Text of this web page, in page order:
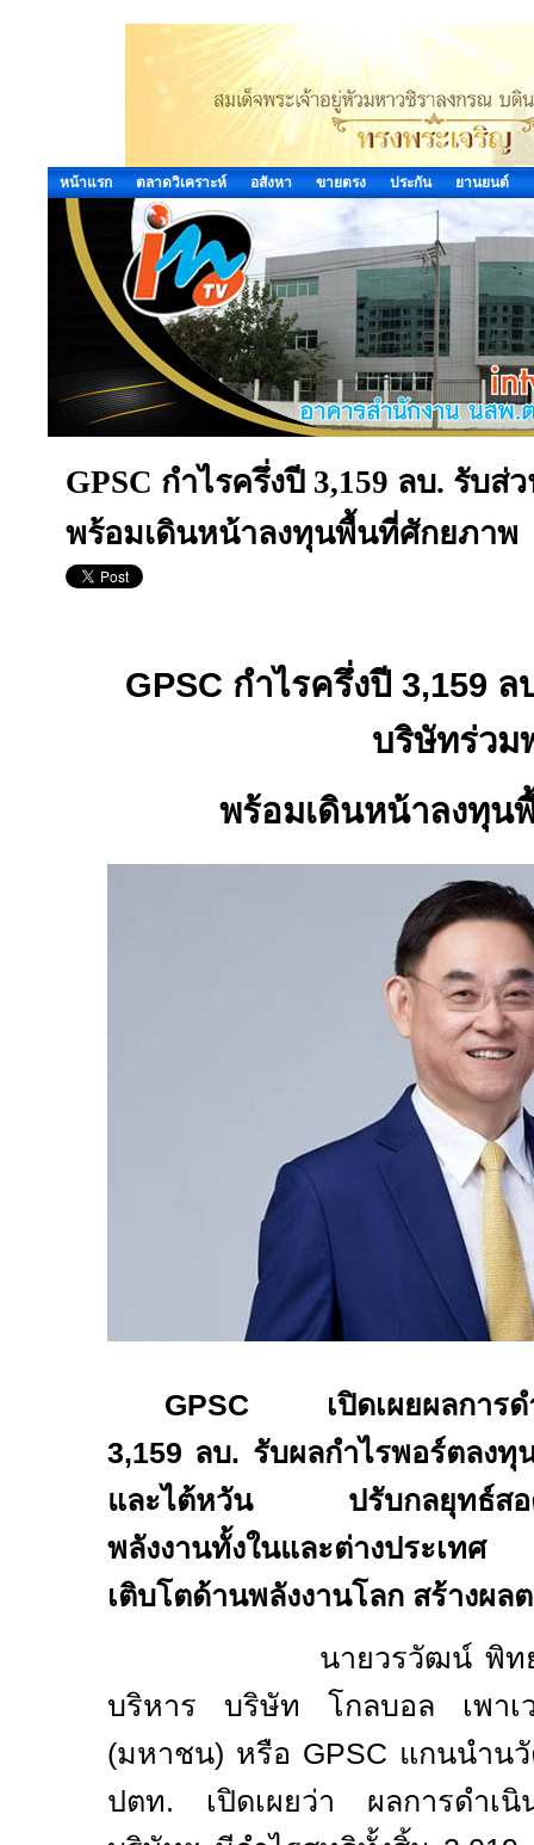
หน้าแรก ตลาดวิเคราะห์ อสังหา ขายตรง ประกัน ยานยนต์
GPSC กำไรครึ่งปี 3,159 ลบ. รับ
พร้อมเดินหน้าลงทุนพื้นที่ศักยภาพ
GPSC กำไรครึ่งปี 3,159 ล
บริษัทร่วม
พร้อมเดินหน้าลงทุน
GPSC เปิดเผยผลการดำ
3,159 ลบ. รับผลกำไรพอร์ตลงทุ
และไต้หวัน ปรับกลยุทธ์สอด
พลังงานทั้งในและต่างประเท
เติบโตด้านพลังงานโลก สร้างผล
นายวรวัฒน์ พิทยศิริ ป
บริหาร บริษัท โกลบอล เพาเ
(มหาชน) หรือ GPSC แกนนำน
ปตท. เปิดเผยว่า ผลการดำเนิ